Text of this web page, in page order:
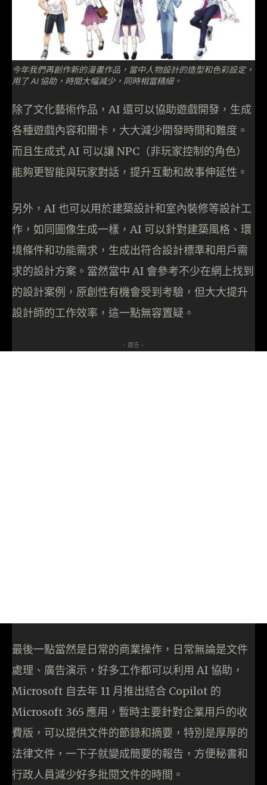
今年我們再創作新的漫畫作品，當中人物設計的造型和色彩設定，
用了 AI 協助，時間大幅減少，同時相當精細。
除了文化藝術作品，AI 還可以協助遊戲開發，生成
各種遊戲內容和關卡，大大減少開發時間和難度。
而且生成式 AI 可以讓 NPC（非玩家控制的角色）
能夠更智能與玩家對話，提升互動和故事伸延性。
另外，AI 也可以用於建築設計和室內裝修等設計工
作，如同圖像生成一樣，AI 可以針對建築風格、環
境條件和功能需求，生成出符合設計標準和用戶需
求的設計方案。當然當中 AI 會參考不少在網上找到
的設計案例，原創性有機會受到考驗，但大大提升
設計師的工作效率，這一點無容置疑。
- 廣告 -
最後一點當然是日常的商業操作，日常無論是文件
處理、廣告演示，好多工作都可以利用 AI 協助，
Microsoft 自去年 11 月推出結合 Copilot 的
Microsoft 365 應用，暫時主要針對企業用戶的收
費版，可以提供文件的節錄和摘要，特別是厚厚的
法律文件，一下子就變成簡要的報告，方便秘書和
行政人員減少好多批閱文件的時間。